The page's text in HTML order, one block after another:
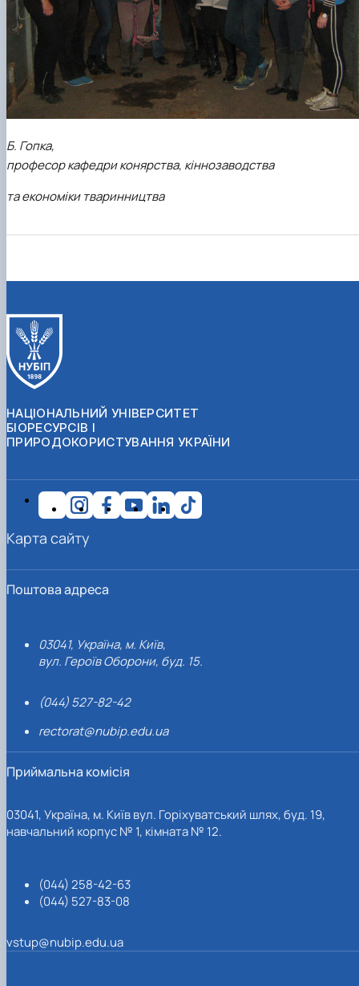
Б. Гопка,
професор кафедри конярства, кіннозаводства
та економіки тваринництва
НАЦІОНАЛЬНИЙ УНІВЕРСИТЕТ
БІОРЕСУРСІВ І
ПРИРОДОКОРИСТУВАННЯ УКРАЇНИ
Поштова адреса
03041, Україна, м. Київ,
вул. Героїв Оборони, буд. 15.
(044) 527-82-42
rectorat@nubip.edu.ua
Приймальна комісія
03041, Україна, м. Київ вул. Горіхуватський шлях, буд. 19,
навчальний корпус № 1, кімната № 12.
(044) 258-42-63
(044) 527-83-08
vstup@nubip.edu.ua
Карта сайту